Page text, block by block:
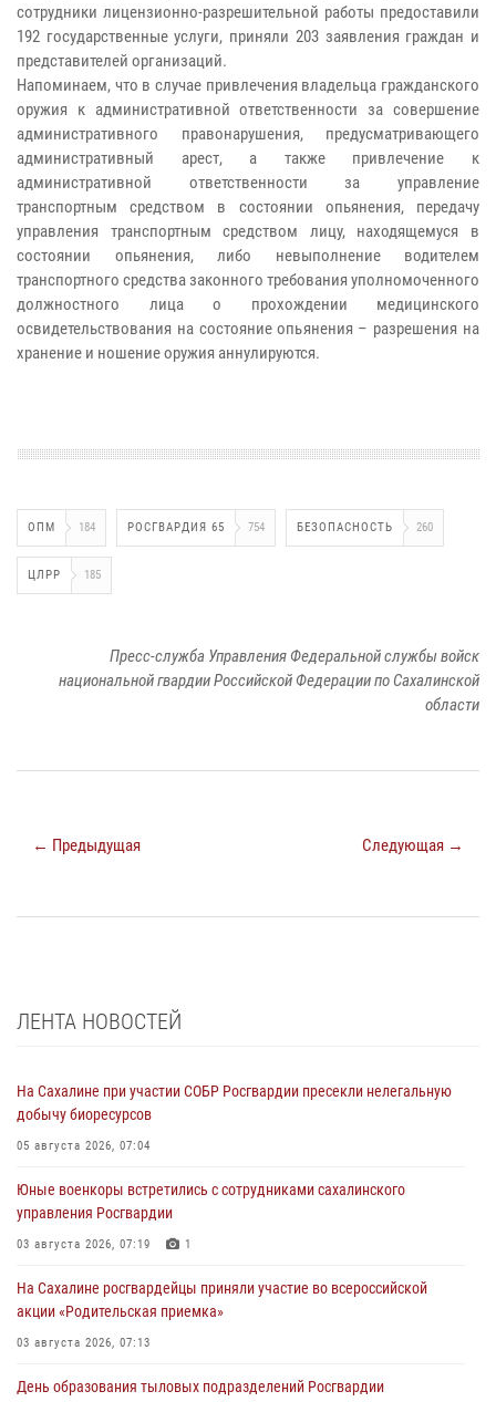
сотрудники лицензионно-разрешительной работы предоставили
192 государственные услуги, приняли 203 заявления граждан и
представителей организаций.
Напоминаем, что в случае привлечения владельца гражданского
оружия к административной ответственности за совершение
административного правонарушения, предусматривающего
административный арест, а также привлечение к
административной ответственности за управление
транспортным средством в состоянии опьянения, передачу
управления транспортным средством лицу, находящемуся в
состоянии опьянения, либо невыполнение водителем
транспортного средства законного требования уполномоченного
должностного лица о прохождении медицинского
освидетельствования на состояние опьянения – разрешения на
хранение и ношение оружия аннулируются.
ОПМ 184 РОСГВАРДИЯ 65 754 БЕЗОПАСНОСТЬ 260
ЦЛРР 185
Пресс-служба Управления Федеральной службы войск
национальной гвардии Российской Федерации по Сахалинской
области
← Предыдущая Следующая →
ЛЕНТА НОВОСТЕЙ
На Сахалине при участии СОБР Росгвардии пресекли нелегальную
добычу биоресурсов
05 августа 2026, 07:04
Юные военкоры встретились с сотрудниками сахалинского
управления Росгвардии
03 августа 2026, 07:19 1
На Сахалине росгвардейцы приняли участие во всероссийской
акции «Родительская приемка»
03 августа 2026, 07:13
День образования тыловых подразделений Росгвардии